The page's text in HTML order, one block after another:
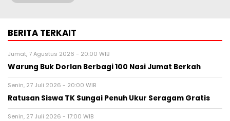
BERITA TERKAIT
Jumat, 7 Agustus 2026 - 20:00 WIB
Warung Buk Dorlan Berbagi 100 Nasi Jumat Berkah
Senin, 27 Juli 2026 - 20:00 WIB
Ratusan Siswa TK Sungai Penuh Ukur Seragam Gratis
Senin, 27 Juli 2026 - 17:00 WIB